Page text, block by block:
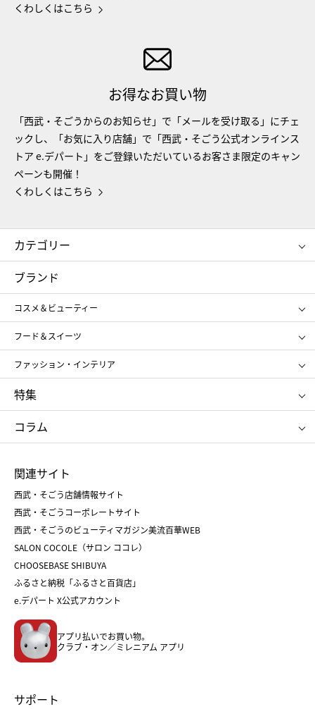
くわしくはこちら
お得なお買い物
「西武・そごうからのお知らせ」で「メールを受け取る」にチェ
ックし、「お気に入り店舗」で「西武・そごう公式オンラインス
トア e.デパート」をご登録いただいているお客さま限定のキャン
ペーンも開催！
くわしくはこちら
カテゴリー
コスメ＆ビューティー
ギフト
レディース
メンズ
スポーツ・アウトドア
お中元
お歳暮
ブランド
コスメ＆ビューティー
SHISEIDO
ポール&ジョー ボーテ
ジルスチュアート
NARS
RMK
クリニーク
SK-Ⅱ
フード＆スイーツ
アンリ・シャルパンティエ
ゴディバ
新宿高野
たねや
ねんりん家
ファッション・インテリア
ポロ ラルフ ローレン
タケオ キクチ
ママ＆キッズ
シュタイフ
特集
お中元
ひな人形
五月人形
父の日
クリスマスケーキ
ホワイトデー
コラム
菓子折り
和菓子
人気のギフト
バレンタイン
ホワイトデー
おせち
フード
ホーム・キッチン＆アート
関連サイト
西武・そごう店舗情報サイト
西武・そごうコーポレートサイト
西武・そごうのビューティマガジン美流百華WEB
SALON COCOLE（サロン ココレ）
CHOOSEBASE SHIBUYA
ふるさと納税「ふるさと百貨店」
e.デパート X公式アカウント
アプリ払いでお買い物。
クラブ・オン／ミレニアム アプリ
サポート